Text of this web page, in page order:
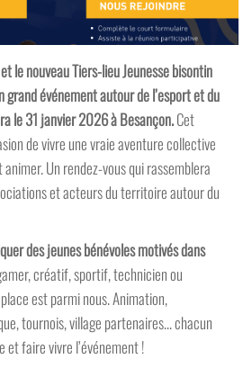
le nouveau Tiers-lieu Jeunesse bisontin
grand événement autour de l’esport et du
le 31 janvier 2026 à Besançon.Cet
de vivre une vraie aventure collective
Un rendez-vous qui rassemblera
et acteurs du territoire autour du
des jeunes bénévoles motivés dans
créatif, sportif, technicien ou
est parmi nous. Animation,
tournois, village partenaires… chacun
faire vivre l’événement !